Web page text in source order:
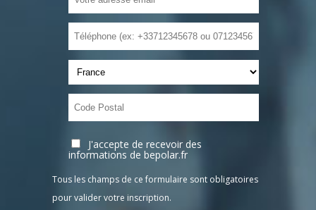
J'accepte de recevoir des
informations de bepolar.fr
Tous les champs de ce formulaire sont obligatoires
pour valider votre inscription.